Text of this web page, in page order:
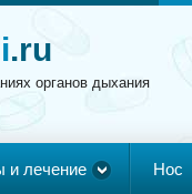
.ru
органов дыхания
и лечение Нос